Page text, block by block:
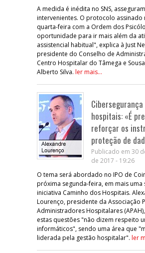
A medida é inédita no SNS,
intervenientes. O protocolo assinado
quarta-feira com a Ordem dos
oportunidade para ir mais além da
assistencial habitual", explica à Just
presidente do Conselho de
Centro Hospitalar do Tâmega e
Alberto Silva. ler mais...
Cibersegurança
hospitais: «É
reforçar os
proteção de
Publicado em 30
de 2017 - 19:26
O tema será abordado no IPO de
próxima segunda-feira, em mais uma
iniciativa Caminho dos Hospitais.
Lourenço, presidente da Associação
Administradores Hospitalares
estas questões "não dizem respeito
informáticos", sendo uma área que
liderada pela gestão hospitalar". ler